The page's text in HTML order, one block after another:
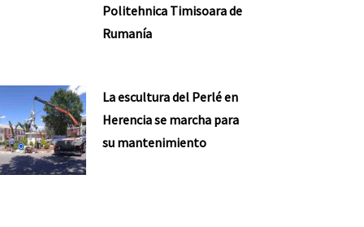
Politehnica Timisoara de
Rumanía
La escultura del Perlé en
Herencia se marcha para
su mantenimiento